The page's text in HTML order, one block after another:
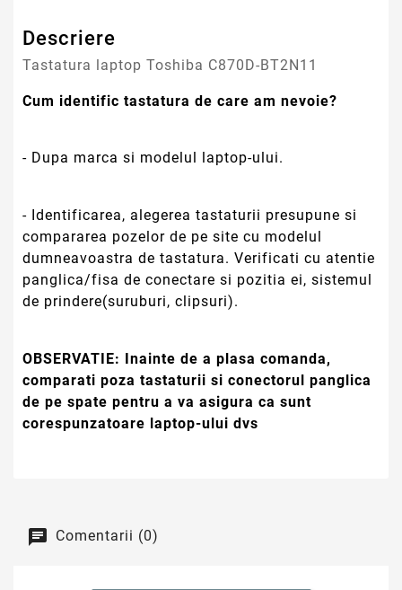
Descriere
Tastatura laptop Toshiba C870D-BT2N11
Cum identific tastatura de care am nevoie?
- Dupa marca si modelul laptop-ului.
- Identificarea, alegerea tastaturii presupune si
compararea pozelor de pe site cu modelul
dumneavoastra de tastatura. Verificati cu atentie
panglica/fisa de conectare si pozitia ei, sistemul
de prindere(suruburi, clipsuri).
OBSERVATIE: Inainte de a plasa comanda,
comparati poza tastaturii si conectorul panglica
de pe spate pentru a va asigura ca sunt
corespunzatoare laptop-ului dvs
Comentarii (0)